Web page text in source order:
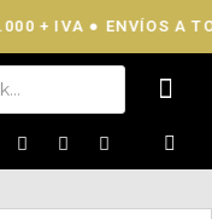
+ IVA ● ENVÍOS A